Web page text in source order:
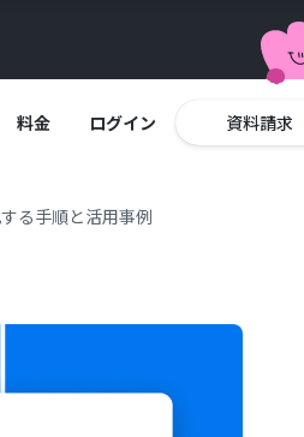
料金 ログイン 資料請求
る手順と活用事例